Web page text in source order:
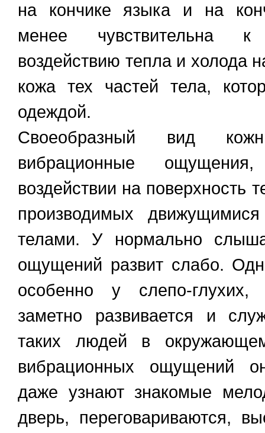
на кончике языка и на
менее чувствительна
воздействию тепла и холода
кожа тех частей тела,
одеждой.
Своеобразный вид
вибрационные
воздействии на поверхность
производимых
телами. У нормально
ощущений развит слабо.
особенно у слепо-
заметно развивается и
таких людей в
вибрационных ощущений
даже узнают знакомые
дверь, переговариваются,